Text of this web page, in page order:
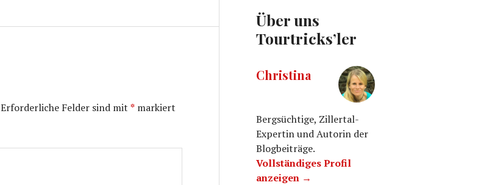
Erforderliche Felder sind mit * markiert
Über uns
Tourtricks’ler
Christina
Bergsüchtige, Zillertal-
Expertin und Autorin der
Blogbeiträge.
Vollständiges Profil
anzeigen →